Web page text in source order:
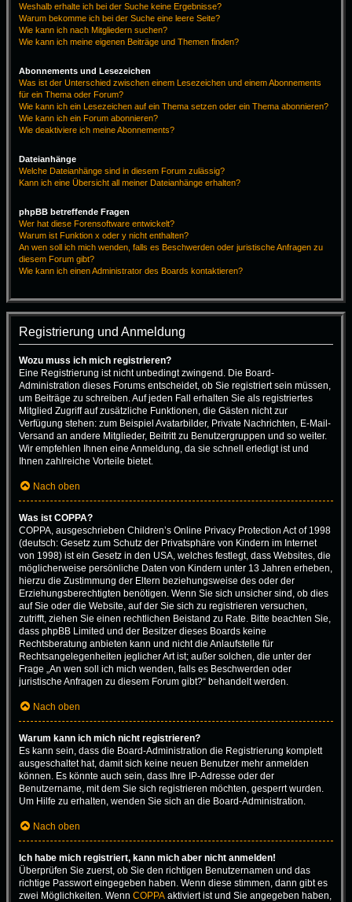
Weshalb erhalte ich bei der Suche keine Ergebnisse?
Warum bekomme ich bei der Suche eine leere Seite?
Wie kann ich nach Mitgliedern suchen?
Wie kann ich meine eigenen Beiträge und Themen finden?
Abonnements und Lesezeichen
Was ist der Unterschied zwischen einem Lesezeichen und einem Abonnements
für ein Thema oder Forum?
Wie kann ich ein Lesezeichen auf ein Thema setzen oder ein Thema abonnieren?
Wie kann ich ein Forum abonnieren?
Wie deaktiviere ich meine Abonnements?
Dateianhänge
Welche Dateianhänge sind in diesem Forum zulässig?
Kann ich eine Übersicht all meiner Dateianhänge erhalten?
phpBB betreffende Fragen
Wer hat diese Forensoftware entwickelt?
Warum ist Funktion x oder y nicht enthalten?
An wen soll ich mich wenden, falls es Beschwerden oder juristische Anfragen zu
diesem Forum gibt?
Wie kann ich einen Administrator des Boards kontaktieren?
Registrierung und Anmeldung
Wozu muss ich mich registrieren?
Eine Registrierung ist nicht unbedingt zwingend. Die Board-
Administration dieses Forums entscheidet, ob Sie registriert sein müssen,
um Beiträge zu schreiben. Auf jeden Fall erhalten Sie als registriertes
Mitglied Zugriff auf zusätzliche Funktionen, die Gästen nicht zur
Verfügung stehen: zum Beispiel Avatarbilder, Private Nachrichten, E-Mail-
Versand an andere Mitglieder, Beitritt zu Benutzergruppen und so weiter.
Wir empfehlen Ihnen eine Anmeldung, da sie schnell erledigt ist und
Ihnen zahlreiche Vorteile bietet.
Nach oben
Was ist COPPA?
COPPA, ausgeschrieben Children’s Online Privacy Protection Act of 1998
(deutsch: Gesetz zum Schutz der Privatsphäre von Kindern im Internet
von 1998) ist ein Gesetz in den USA, welches festlegt, dass Websites, die
möglicherweise persönliche Daten von Kindern unter 13 Jahren erheben,
hierzu die Zustimmung der Eltern beziehungsweise des oder der
Erziehungsberechtigten benötigen. Wenn Sie sich unsicher sind, ob dies
auf Sie oder die Website, auf der Sie sich zu registrieren versuchen,
zutrifft, ziehen Sie einen rechtlichen Beistand zu Rate. Bitte beachten Sie,
dass phpBB Limited und der Besitzer dieses Boards keine
Rechtsberatung anbieten kann und nicht die Anlaufstelle für
Rechtsangelegenheiten jeglicher Art ist; außer solchen, die unter der
Frage „An wen soll ich mich wenden, falls es Beschwerden oder
juristische Anfragen zu diesem Forum gibt?“ behandelt werden.
Nach oben
Warum kann ich mich nicht registrieren?
Es kann sein, dass die Board-Administration die Registrierung komplett
ausgeschaltet hat, damit sich keine neuen Benutzer mehr anmelden
können. Es könnte auch sein, dass Ihre IP-Adresse oder der
Benutzername, mit dem Sie sich registrieren möchten, gesperrt wurden.
Um Hilfe zu erhalten, wenden Sie sich an die Board-Administration.
Nach oben
Ich habe mich registriert, kann mich aber nicht anmelden!
Überprüfen Sie zuerst, ob Sie den richtigen Benutzernamen und das
richtige Passwort eingegeben haben. Wenn diese stimmen, dann gibt es
zwei Möglichkeiten. Wenn COPPA aktiviert ist und Sie angegeben haben,